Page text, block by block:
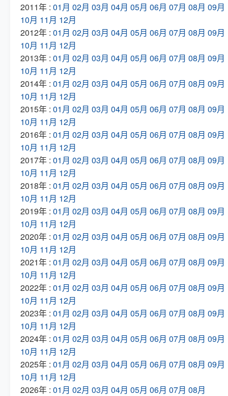
2011年 : 01月 02月 03月 04月 05月 06月 07月 08月 09月
10月 11月 12月
2012年 : 01月 02月 03月 04月 05月 06月 07月 08月 09月
10月 11月 12月
2013年 : 01月 02月 03月 04月 05月 06月 07月 08月 09月
10月 11月 12月
2014年 : 01月 02月 03月 04月 05月 06月 07月 08月 09月
10月 11月 12月
2015年 : 01月 02月 03月 04月 05月 06月 07月 08月 09月
10月 11月 12月
2016年 : 01月 02月 03月 04月 05月 06月 07月 08月 09月
10月 11月 12月
2017年 : 01月 02月 03月 04月 05月 06月 07月 08月 09月
10月 11月 12月
2018年 : 01月 02月 03月 04月 05月 06月 07月 08月 09月
10月 11月 12月
2019年 : 01月 02月 03月 04月 05月 06月 07月 08月 09月
10月 11月 12月
2020年 : 01月 02月 03月 04月 05月 06月 07月 08月 09月
10月 11月 12月
2021年 : 01月 02月 03月 04月 05月 06月 07月 08月 09月
10月 11月 12月
2022年 : 01月 02月 03月 04月 05月 06月 07月 08月 09月
10月 11月 12月
2023年 : 01月 02月 03月 04月 05月 06月 07月 08月 09月
10月 11月 12月
2024年 : 01月 02月 03月 04月 05月 06月 07月 08月 09月
10月 11月 12月
2025年 : 01月 02月 03月 04月 05月 06月 07月 08月 09月
10月 11月 12月
2026年 : 01月 02月 03月 04月 05月 06月 07月 08月